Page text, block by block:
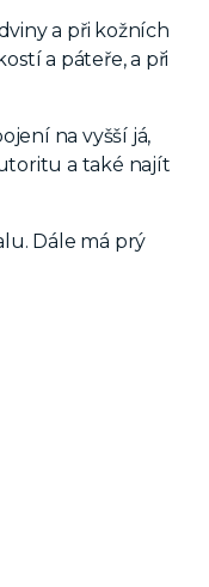
a při kožních
a páteře, a při
na vyšší já,
a také najít
Dále má prý